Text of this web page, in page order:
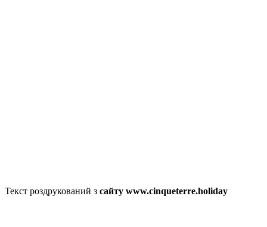
Текст роздрукований з сайту www.cinqueterre.holiday